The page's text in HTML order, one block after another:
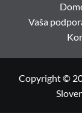
Vaša
Copyright ©